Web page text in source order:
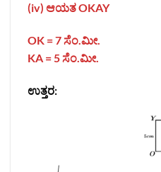
(iv) ಆಯತ OKAY
OK = 7ಸೆಂ.ಮೀ.
KA = 5ಸೆಂ.ಮೀ.
ಉತ್ತರ: